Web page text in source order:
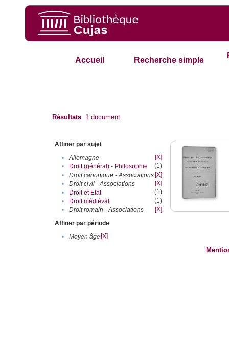
Accueil Recherche simple
Résultats 1 document
Affiner par sujet
•
Allemagne
[X]
•
Droit (général) - Philosophie
(1)
•
Droit canonique - Associations [X]
•
Droit civil - Associations
[X]
•
Droit et Etat
(1)
•
Droit médiéval
(1)
•
Droit romain - Associations
[X]
Affiner par période
•
Moyen âge[X]